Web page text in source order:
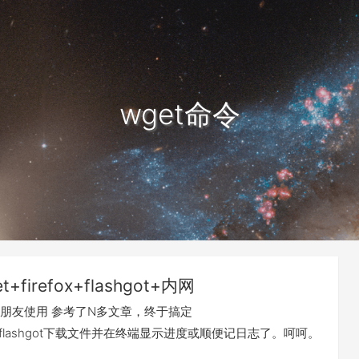
wget命令
内网
友使用 参考了N多文章，终于搞定
下载文件并在终端显示进度或顺便记日志了。呵呵。